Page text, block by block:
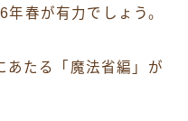
春が有力でしょう。
あたる「魔法省編」が